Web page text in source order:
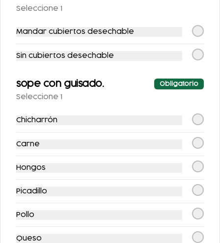
COCA-COLA
355 ML.
$25.00
Seleccione 1
Mandar cubiertos desechable
Sin cubiertos desechable
sope con guisado. Obligatorio
Seleccione 1
Chicharrón
Carne
Hongos
Picadillo
Pollo
Queso